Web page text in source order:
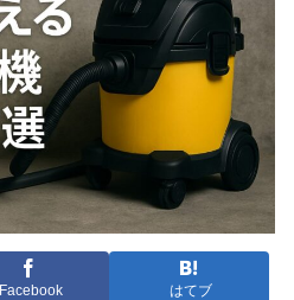
Facebook はてブ